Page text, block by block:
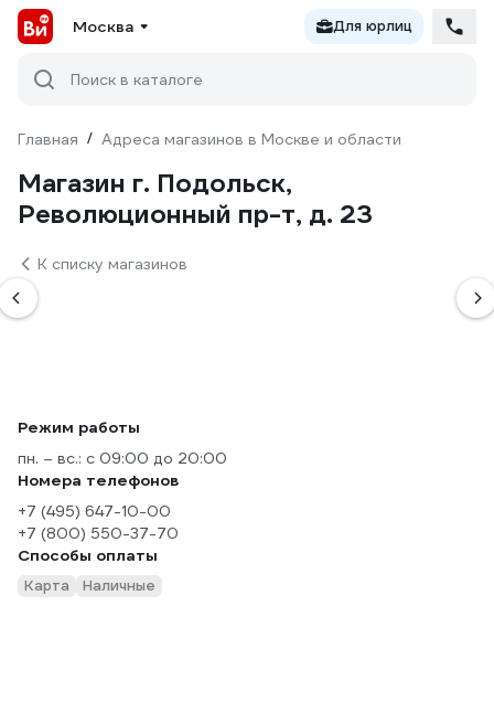
Москва Для юрлиц
Поиск в каталоге
Главная / Адреса магазинов в Москве и области
Магазин г. Подольск,
Революционный пр-т, д. 23
К списку магазинов
Режим работы
пн. – вс.: с 09:00 до 20:00
Номера телефонов
+7 (495) 647-10-00
+7 (800) 550-37-70
Способы оплаты
Карта Наличные